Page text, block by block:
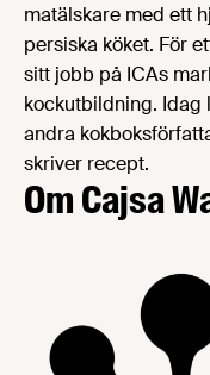
matälskare med ett
persiska köket. För
sitt jobb på ICAs
kockutbildning. Idag
andra
skriver recept.
Om Cajsa